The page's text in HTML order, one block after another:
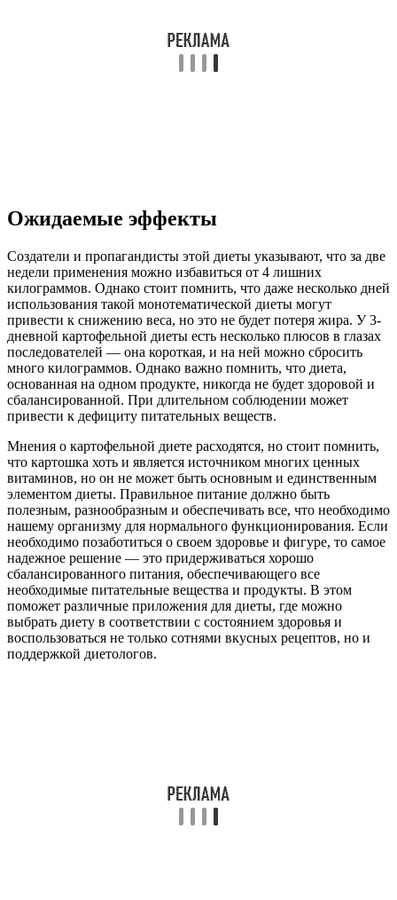
Ожидаемые эффекты
Создатели и пропагандисты этой диеты указывают, что за две
недели применения можно избавиться от 4 лишних
килограммов. Однако стоит помнить, что даже несколько дней
использования такой монотематической диеты могут
привести к снижению веса, но это не будет потеря жира. У 3-
дневной картофельной диеты есть несколько плюсов в глазах
последователей — она короткая, и на ней можно сбросить
много килограммов. Однако важно помнить, что диета,
основанная на одном продукте, никогда не будет здоровой и
сбалансированной. При длительном соблюдении может
привести к дефициту питательных веществ.
Мнения о картофельной диете расходятся, но стоит помнить,
что картошка хоть и является источником многих ценных
витаминов, но он не может быть основным и единственным
элементом диеты. Правильное питание должно быть
полезным, разнообразным и обеспечивать все, что необходимо
нашему организму для нормального функционирования. Если
необходимо позаботиться о своем здоровье и фигуре, то самое
надежное решение — это придерживаться хорошо
сбалансированного питания, обеспечивающего все
необходимые питательные вещества и продукты. В этом
поможет различные приложения для диеты, где можно
выбрать диету в соответствии с состоянием здоровья и
воспользоваться не только сотнями вкусных рецептов, но и
поддержкой диетологов.